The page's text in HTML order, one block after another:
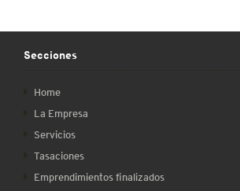
Secciones
Home
La Empresa
Servicios
Tasaciones
Emprendimientos finalizados